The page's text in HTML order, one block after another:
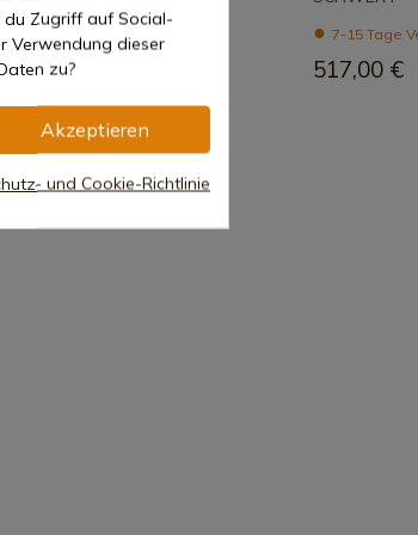
7-15 Tage Versand
517,00 €
7-15 Tage
517,00 €
du Zugriff auf Social-
Verwendung dieser
zu?
Akzeptieren
und Cookie-Richtlinie